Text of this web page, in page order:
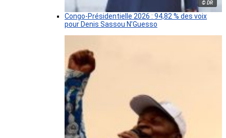
© DR
Congo-Présidentielle 2026 : 94,82 % des voix
pour Denis Sassou N’Guesso